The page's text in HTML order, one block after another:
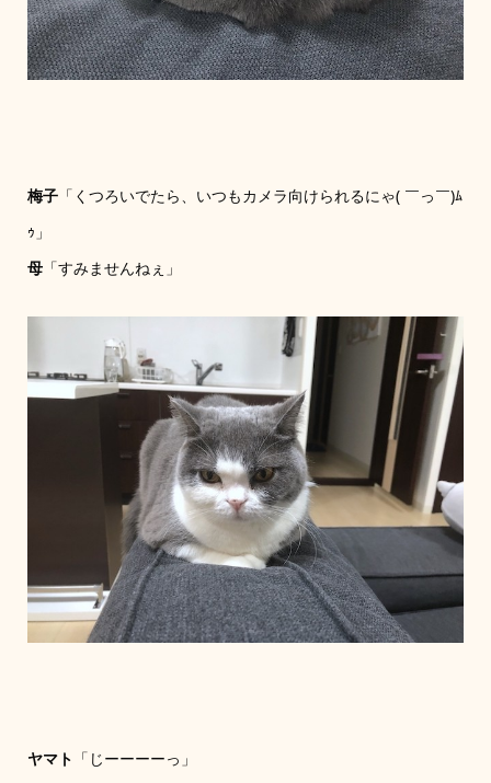
梅子「くつろいでたら、いつもカメラ向けられるにゃ( ￣っ￣)ﾑ
ｩ」
母「すみませんねぇ」
ヤマト 「じーーーーっ」